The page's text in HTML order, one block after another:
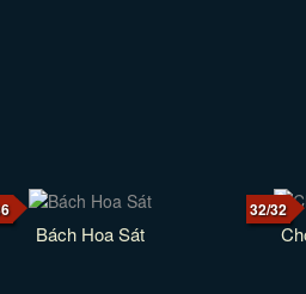
Bách Hoa Sát
32/32